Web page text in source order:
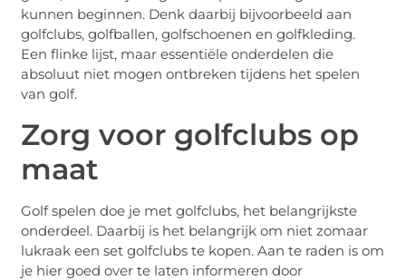
kunnen beginnen. Denk daarbij bijvoorbeeld aan
golfclubs, golfballen, golfschoenen en golfkleding.
Een flinke lijst, maar essentiële onderdelen die
absoluut niet mogen ontbreken tijdens het spelen
van golf.
Zorg voor golfclubs op
maat
Golf spelen doe je met golfclubs, het belangrijkste
onderdeel. Daarbij is het belangrijk om niet zomaar
lukraak een set golfclubs te kopen. Aan te raden is om
je hier goed over te laten informeren door